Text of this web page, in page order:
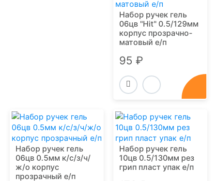
Набор ручек гель
06цв "Hit" 0.5/129мм
корпус прозрачно-
матовый е/п
95 ₽
Набор ручек гель
06цв 0.5мм к/с/з/ч/
ж/о корпус
прозрачный е/п
Набор ручек гель
10цв 0.5/130мм рез
грип пласт упак е/п